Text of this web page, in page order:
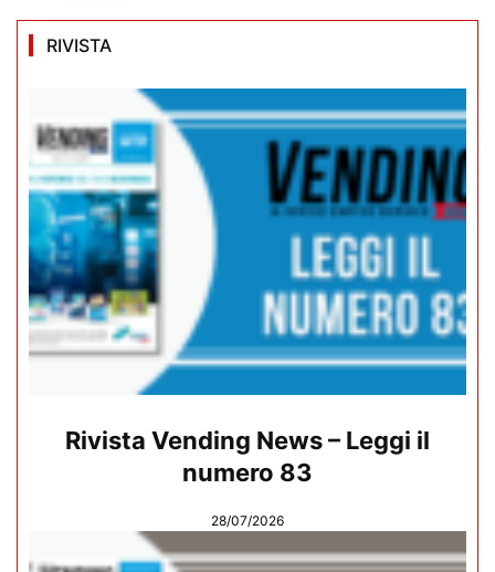
RIVISTA
Rivista Vending News – Leggi il
numero 83
28/07/2026